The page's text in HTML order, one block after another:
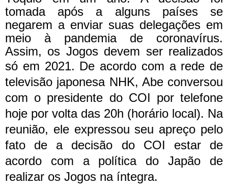
tomada após a alguns países se
negarem a enviar suas delegações em
meio à pandemia de coronavírus.
Assim, os Jogos devem ser realizados
só em 2021. De acordo com a rede de
televisão japonesa NHK, Abe conversou
com o presidente do COI por telefone
hoje por volta das 20h (horário local). Na
reunião, ele expressou seu apreço pelo
fato de a decisão do COI estar de
acordo com a política do Japão de
realizar os Jogos na íntegra.